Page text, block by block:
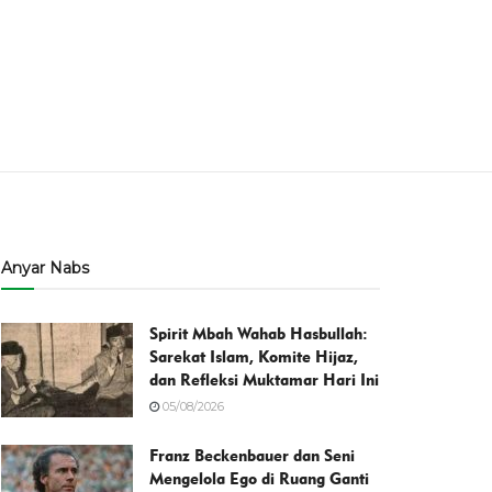
Anyar Nabs
Spirit Mbah Wahab Hasbullah:
Sarekat Islam, Komite Hijaz,
dan Refleksi Muktamar Hari Ini
05/08/2026
Franz Beckenbauer dan Seni
Mengelola Ego di Ruang Ganti